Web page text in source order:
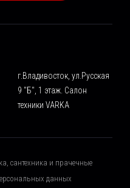
г.Владивосток, ул.Русская
9 "Б", 1 этаж. Салон
техники VARKA
сантехника и прачечные
данных